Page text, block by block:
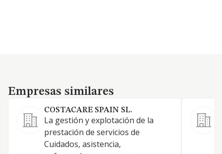
Empresas similares
Empresas similares
COSTACARE SPAIN SL.
La gestión y explotación de la
prestación de servicios de
Cuidados, asistencia,